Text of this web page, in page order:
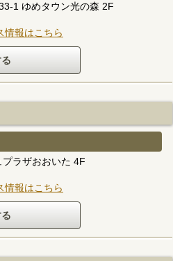
1 ゆめタウン光の森 2F
情報はこちら
ラザおおいた 4F
情報はこちら